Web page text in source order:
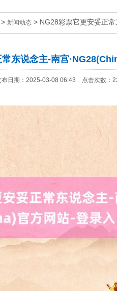
> 新闻动态 > NG28彩票它更安妥正
东说念主-南宫
布日期：2025-03-08 06:43 点击次数：